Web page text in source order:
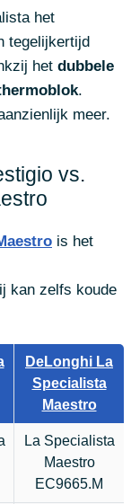
het
tegelijkertijd
het dubbele
.
meer.
vs.
is het
kan zelfs koude
DeLonghi La
Specialista
Maestro
La Specialista
Maestro
EC9665.M